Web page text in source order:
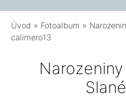
Úvod » Fotoalbum »
calimero13